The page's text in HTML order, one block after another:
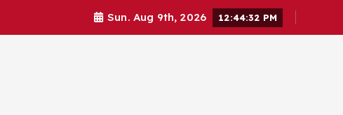
Sun. Aug 9th, 2026 12:44:33 PM